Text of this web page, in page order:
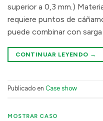
superior a 0,3 mm.)
requiere puntos de
puede combinar con
CONTINUAR LEYENDO →
Publicado en Case show
MOSTRAR CASO